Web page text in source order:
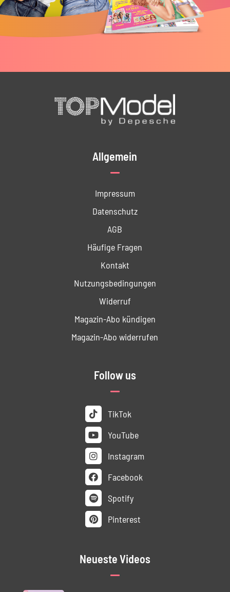
Allgemein
Impressum
Datenschutz
AGB
Häufige Fragen
Kontakt
Nutzungs­bedingungen
Widerruf
Magazin-Abo kündigen
Magazin-Abo widerrufen
Follow us
TikTok
YouTube
Instagram
Facebook
Spotify
Pinterest
Neueste Videos